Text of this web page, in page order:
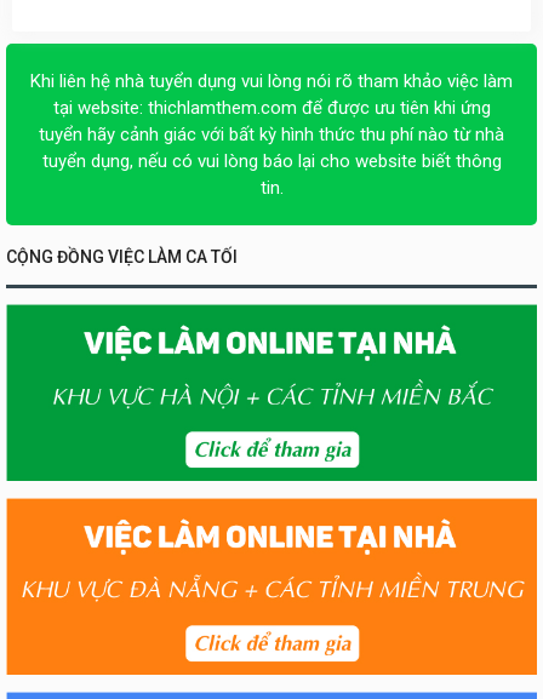
Khi liên hệ nhà tuyển dụng vui lòng nói rõ tham khảo việc làm
tại website: thichlamthem.com để được ưu tiên khi ứng
tuyển hãy cảnh giác với bất kỳ hình thức thu phí nào từ nhà
tuyển dụng, nếu có vui lòng báo lại cho website biết thông
tin.
CỘNG ĐỒNG VIỆC LÀM CA TỐI